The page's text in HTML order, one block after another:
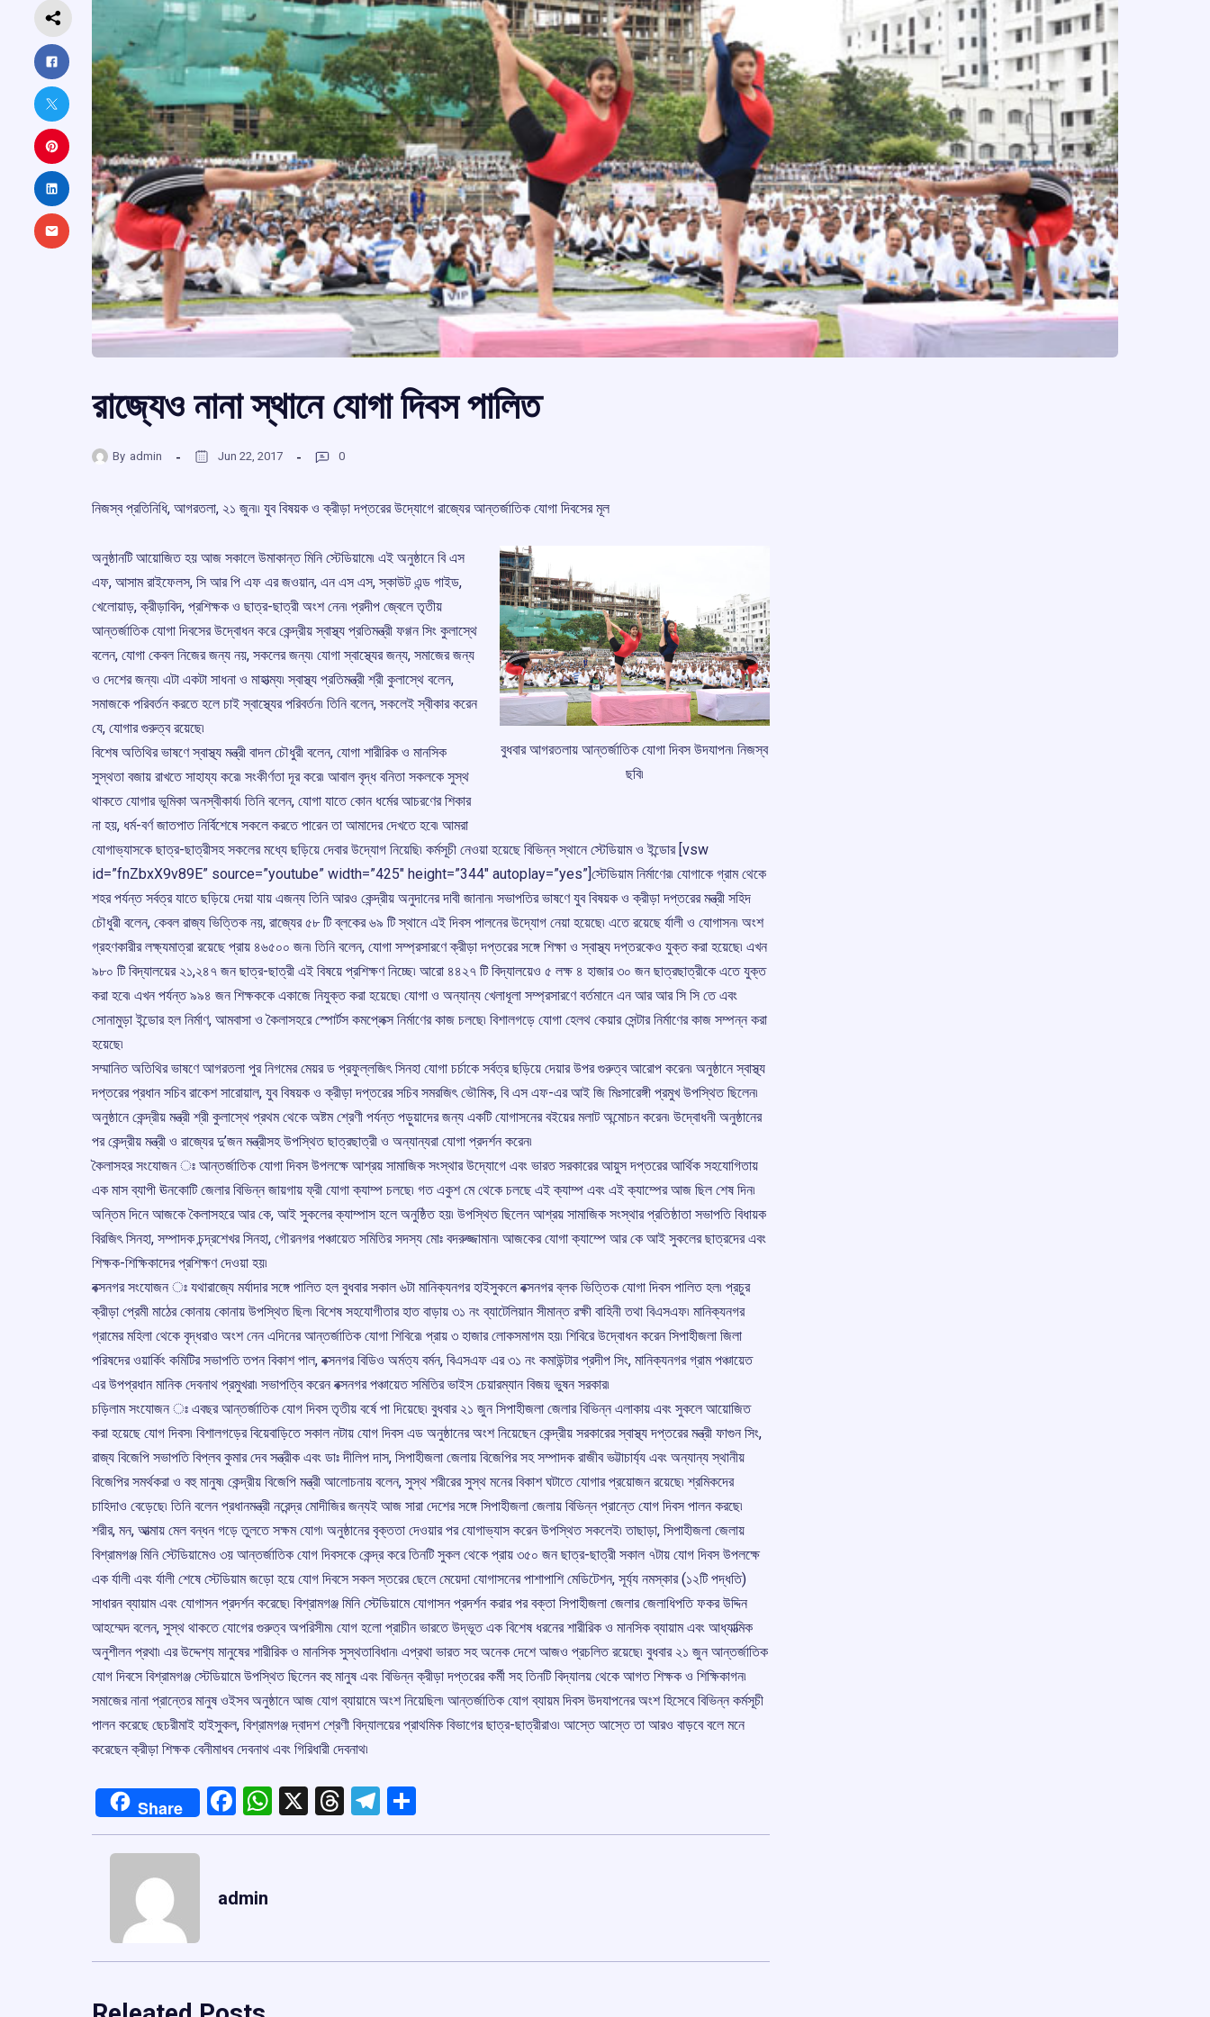
রাজ্যেও নানা স্থানে যোগা দিবস পালিত
By admin Jun 22, 2017 0
নিজস্ব প্রতিনিধি, আগরতলা, ২১ জুন৷৷ যুব বিষয়ক ও ক্রীড়া দপ্তরের উদ্যোগে রাজ্যের আন্তর্জাতিক যোগা দিবসের মূল
বুধবার আগরতলায় আন্তর্জাতিক যোগা দিবস উদযাপন৷ নিজস্ব
ছবি৷
অনুষ্ঠানটি আয়োজিত হয় আজ সকালে উমাকান্ত মিনি স্টেডিয়ামে৷ এই অনুষ্ঠানে বি এস
এফ, আসাম রাইফেলস, সি আর পি এফ এর জওয়ান, এন এস এস, স্কাউট এন্ড গাইড,
খেলোয়াড়, ক্রীড়াবিদ, প্রশিক্ষক ও ছাত্র-ছাত্রী অংশ নেন৷ প্রদীপ জ্বেলে তৃতীয়
আন্তর্জাতিক যোগা দিবসের উদ্বোধন করে কেন্দ্রীয় স্বাস্থ্য প্রতিমন্ত্রী ফগ্গন সিং কুলাস্থে
বলেন, যোগা কেবল নিজের জন্য নয়, সকলের জন্য৷ যোগা স্বাস্থ্যের জন্য, সমাজের জন্য
ও দেশের জন্য৷ এটা একটা সাধনা ও মাহাত্ম্য৷ স্বাস্থ্য প্রতিমন্ত্রী শ্রী কুলাস্থে বলেন,
সমাজকে পরিবর্তন করতে হলে চাই স্বাস্থ্যের পরিবর্তন৷ তিনি বলেন, সকলেই স্বীকার করেন
যে, যোগার গুরুত্ব রয়েছে৷
বিশেষ অতিথির ভাষণে স্বাস্থ্য মন্ত্রী বাদল চৌধুরী বলেন, যোগা শারীরিক ও মানসিক
সুস্থতা বজায় রাখতে সাহায্য করে৷ সংকীর্ণতা দূর করে৷ আবাল বৃদ্ধ বনিতা সকলকে সুস্থ
থাকতে যোগার ভূমিকা অনস্বীকার্য৷ তিনি বলেন, যোগা যাতে কোন ধর্মের আচরণের শিকার
না হয়, ধর্ম-বর্ণ জাতপাত নির্বিশেষে সকলে করতে পারেন তা আমাদের দেখতে হবে৷ আমরা
যোগাভ্যাসকে ছাত্র-ছাত্রীসহ সকলের মধ্যে ছড়িয়ে দেবার উদ্যোগ নিয়েছি৷ কর্মসূচী নেওয়া হয়েছে বিভিন্ন স্থানে স্টেডিয়াম ও ইন্ডোর [vsw
id=”fnZbxX9v89E” source=”youtube” width=”425″ height=”344″ autoplay=”yes”]স্টেডিয়াম নির্মাণের৷ যোগাকে গ্রাম থেকে
শহর পর্যন্ত সর্বত্র যাতে ছড়িয়ে দেয়া যায় এজন্য তিনি আরও কেন্দ্রীয় অনুদানের দাবী জানান৷ সভাপতির ভাষণে যুব বিষয়ক ও ক্রীড়া দপ্তরের মন্ত্রী সহিদ
চৌধুরী বলেন, কেবল রাজ্য ভিত্তিক নয়, রাজ্যের ৫৮ টি ব্লকের ৬৯ টি স্থানে এই দিবস পালনের উদ্যোগ নেয়া হয়েছে৷ এতে রয়েছে র্যালী ও যোগাসন৷ অংশ
গ্রহণকারীর লক্ষ্যমাত্রা রয়েছে প্রায় ৪৬৫০০ জন৷ তিনি বলেন, যোগা সম্প্রসারণে ক্রীড়া দপ্তরের সঙ্গে শিক্ষা ও স্বাস্থ্য দপ্তরকেও যুক্ত করা হয়েছে৷ এখন
৯৮০ টি বিদ্যালয়ের ২১,২৪৭ জন ছাত্র-ছাত্রী এই বিষয়ে প্রশিক্ষণ নিচ্ছে৷ আরো ৪৪২৭ টি বিদ্যালয়েও ৫ লক্ষ ৪ হাজার ৩০ জন ছাত্রছাত্রীকে এতে যুক্ত
করা হবে৷ এখন পর্যন্ত ৯৯৪ জন শিক্ষককে একাজে নিযুক্ত করা হয়েছে৷ যোগা ও অন্যান্য খেলাধূলা সম্প্রসারণে বর্তমানে এন আর আর সি সি তে এবং
সোনামুড়া ইন্ডোর হল নির্মাণ, আমবাসা ও কৈলাসহরে স্পোর্টস কমপ্লেক্স নির্মাণের কাজ চলছে৷ বিশালগড়ে যোগা হেলথ কেয়ার সেন্টার নির্মাণের কাজ সম্পন্ন করা
হয়েছে৷
সম্মানিত অতিথির ভাষণে আগরতলা পুর নিগমের মেয়র ড প্রফুল্লজিৎ সিনহা যোগা চর্চাকে সর্বত্র ছড়িয়ে দেয়ার উপর গুরুত্ব আরোপ করেন৷ অনুষ্ঠানে স্বাস্থ্য
দপ্তরের প্রধান সচিব রাকেশ সারোয়াল, যুব বিষয়ক ও ক্রীড়া দপ্তরের সচিব সমরজিৎ ভৌমিক, বি এস এফ-এর আই জি মিঃসারেঙ্গী প্রমুখ উপস্থিত ছিলেন৷
অনুষ্ঠানে কেন্দ্রীয় মন্ত্রী শ্রী কুলাস্থে প্রথম থেকে অষ্টম শ্রেণী পর্যন্ত পড়ুয়াদের জন্য একটি যোগাসনের বইয়ের মলাট অন্মোচন করেন৷ উদ্বোধনী অনুষ্ঠানের
পর কেন্দ্রীয় মন্ত্রী ও রাজ্যের দু’জন মন্ত্রীসহ উপস্থিত ছাত্রছাত্রী ও অন্যান্যরা যোগা প্রদর্শন করেন৷
কৈলাসহর সংযোজন ঃ আন্তর্জাতিক যোগা দিবস উপলক্ষে আশ্রয় সামাজিক সংস্থার উদ্যোগে এবং ভারত সরকারের আয়ুস দপ্তরের আর্থিক সহযোগিতায়
এক মাস ব্যাপী ঊনকোটি জেলার বিভিন্ন জায়গায় ফ্রী যোগা ক্যাম্প চলছে৷ গত একুশ মে থেকে চলছে এই ক্যাম্প এবং এই ক্যাম্পের আজ ছিল শেষ দিন৷
অন্তিম দিনে আজকে কৈলাসহরে আর কে, আই সুকলের ক্যাম্পাস হলে অনুষ্ঠিত হয়৷ উপস্থিত ছিলেন আশ্রয় সামাজিক সংস্থার প্রতিষ্ঠাতা সভাপতি বিধায়ক
বিরজিৎ সিনহা, সম্পাদক চন্দ্রশেখর সিনহা, গৌরনগর পঞ্চায়েত সমিতির সদস্য মোঃ বদরুজ্জামান৷ আজকের যোগা ক্যাম্পে আর কে আই সুকলের ছাত্রদের এবং
শিক্ষক-শিক্ষিকাদের প্রশিক্ষণ দেওয়া হয়৷
বক্সনগর সংযোজন ঃ যথারাজ্যে মর্যাদার সঙ্গে পালিত হল বুধবার সকাল ৬টা মানিক্যনগর হাইসুকলে বক্সনগর ব্লক ভিত্তিক যোগা দিবস পালিত হল৷ প্রচুর
ক্রীড়া প্রেমী মাঠের কোনায় কোনায় উপস্থিত ছিল৷ বিশেষ সহযোগীতার হাত বাড়ায় ৩১ নং ব্যাটেলিয়ান সীমান্ত রক্ষী বাহিনী তথা বিএসএফ৷ মানিক্যনগর
গ্রামের মহিলা থেকে বৃদ্ধরাও অংশ নেন এদিনের আন্তর্জাতিক যোগা শিবিরে৷ প্রায় ৩ হাজার লোকসমাগম হয়৷ শিবিরে উদ্বোধন করেন সিপাহীজলা জিলা
পরিষদের ওয়ার্কিং কমিটির সভাপতি তপন বিকাশ পাল, বক্সনগর বিডিও অর্মত্য বর্মন, বিএসএফ এর ৩১ নং কমাউন্টার প্রদীপ সিং, মানিক্যনগর গ্রাম পঞ্চায়েত
এর উপপ্রধান মানিক দেবনাথ প্রমুখরা৷ সভাপত্বি করেন বক্সনগর পঞ্চায়েত সমিতির ভাইস চেয়ারম্যান বিজয় ভুষন সরকার৷
চড়িলাম সংযোজন ঃ এবছর আন্তর্জাতিক যোগ দিবস তৃতীয় বর্ষে পা দিয়েছে৷ বুধবার ২১ জুন সিপাহীজলা জেলার বিভিন্ন এলাকায় এবং সুকলে আয়োজিত
করা হয়েছে যোগ দিবস৷ বিশালগড়ের বিয়েবাড়িতে সকাল নটায় যোগ দিবস এড অনুষ্ঠানের অংশ নিয়েছেন কেন্দ্রীয় সরকারের স্বাস্থ্য দপ্তরের মন্ত্রী ফাগুন সিং,
রাজ্য বিজেপি সভাপতি বিপ্লব কুমার দেব সন্ত্রীক এবং ডাঃ দীলিপ দাস, সিপাহীজলা জেলায় বিজেপির সহ সম্পাদক রাজীব ভট্টাচার্য্য এবং অন্যান্য স্থানীয়
বিজেপির সমর্থকরা ও বহু মানুষ৷ কেন্দ্রীয় বিজেপি মন্ত্রী আলোচনায় বলেন, সুস্থ শরীরের সুস্থ মনের বিকাশ ঘটাতে যোগার প্রয়োজন রয়েছে৷ শ্রমিকদের
চাহিদাও বেড়েছে৷ তিনি বলেন প্রধানমন্ত্রী নরেন্দ্র মোদীজির জন্যই আজ সারা দেশের সঙ্গে সিপাহীজলা জেলায় বিভিন্ন প্রান্তে যোগ দিবস পালন করছে৷
শরীর, মন, আত্মায় মেল বন্ধন গড়ে তুলতে সক্ষম যোগ৷ অনুষ্ঠানের বৃক্ততা দেওয়ার পর যোগাভ্যাস করেন উপস্থিত সকলেই৷ তাছাড়া, সিপাহীজলা জেলায়
বিশ্রামগঞ্জ মিনি স্টেডিয়ামেও ৩য় আন্তর্জাতিক যোগ দিবসকে কেন্দ্র করে তিনটি সুকল থেকে প্রায় ৩৫০ জন ছাত্র-ছাত্রী সকাল ৭টায় যোগ দিবস উপলক্ষে
এক র্যালী এবং র্যালী শেষে স্টেডিয়াম জড়ো হয়ে যোগ দিবসে সকল স্তরের ছেলে মেয়েদা যোগাসনের পাশাপাশি মেডিটেশন, সূর্য্য নমস্কার (১২টি পদ্ধতি)
সাধারন ব্যায়াম এবং যোগাসন প্রদর্শন করেছে৷ বিশ্রামগঞ্জ মিনি স্টেডিয়ামে যোগাসন প্রদর্শন করার পর বক্তা সিপাহীজলা জেলার জেলাধিপতি ফকর উদ্দিন
আহম্মেদ বলেন, সুস্থ থাকতে যোগের গুরুত্ব অপরিসীম৷ যোগ হলো প্রাচীন ভারতে উদ্ভূত এক বিশেষ ধরনের শারীরিক ও মানসিক ব্যায়াম এবং আধ্যাত্মিক
অনুশীলন প্রথা৷ এর উদ্দেশ্য মানুষের শারীরিক ও মানসিক সুস্থতাবিধান৷ এপ্রথা ভারত সহ অনেক দেশে আজও প্রচলিত রয়েছে৷ বুধবার ২১ জুন আন্তর্জাতিক
যোগ দিবসে বিশ্রামগঞ্জ স্টেডিয়ামে উপস্থিত ছিলেন বহু মানুষ এবং বিভিন্ন ক্রীড়া দপ্তরের কর্মী সহ তিনটি বিদ্যালয় থেকে আগত শিক্ষক ও শিক্ষিকাগন৷
সমাজের নানা প্রান্তের মানুষ ওইসব অনুষ্ঠানে আজ যোগ ব্যায়ামে অংশ নিয়েছিল৷ আন্তর্জাতিক যোগ ব্যায়ম দিবস উদযাপনের অংশ হিসেবে বিভিন্ন কর্মসূচী
পালন করেছে ছেচরীমাই হাইসুকল, বিশ্রামগঞ্জ দ্বাদশ শ্রেণী বিদ্যালয়ের প্রাথমিক বিভাগের ছাত্র-ছাত্রীরাও৷ আস্তে আস্তে তা আরও বাড়বে বলে মনে
করেছেন ক্রীড়া শিক্ষক বেনীমাধব দেবনাথ এবং গিরিধারী দেবনাথ৷
Share Facebook
WhatsApp
X Threads
Telegram
admin